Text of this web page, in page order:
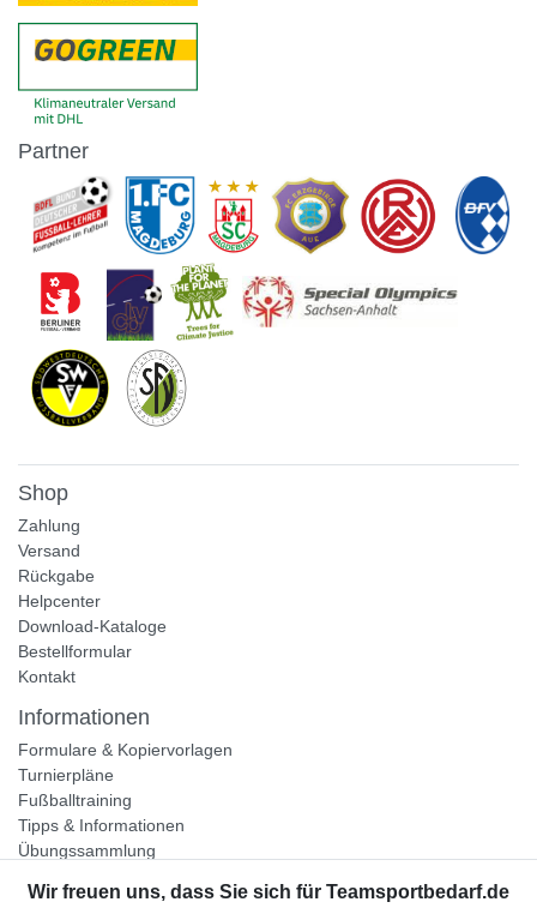
Partner
Shop
Zahlung
Versand
Rückgabe
Helpcenter
Download-Kataloge
Bestellformular
Kontakt
Informationen
Formulare & Kopiervorlagen
Turnierpläne
Fußballtraining
Tipps & Informationen
Übungssammlung
Unternehmen